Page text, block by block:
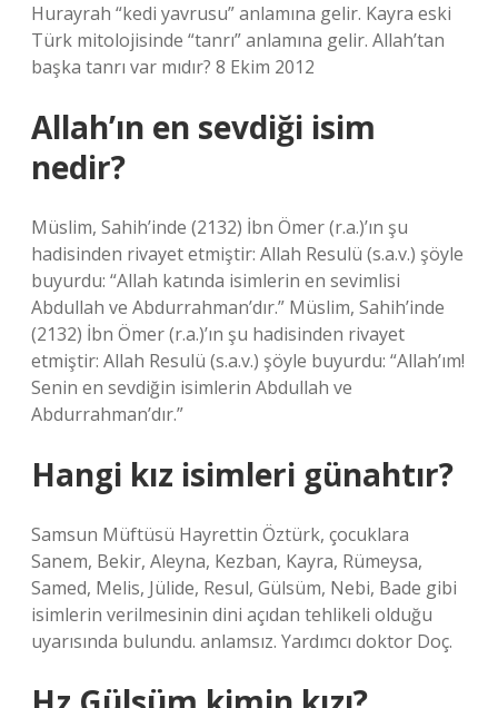
Hurayrah “kedi yavrusu” anlamına gelir. Kayra eski
Türk mitolojisinde “tanrı” anlamına gelir. Allah’tan
başka tanrı var mıdır? 8 Ekim 2012
Allah’ın en sevdiği isim
nedir?
Müslim, Sahih’inde (2132) İbn Ömer (r.a.)’ın şu
hadisinden rivayet etmiştir: Allah Resulü (s.a.v.) şöyle
buyurdu: “Allah katında isimlerin en sevimlisi
Abdullah ve Abdurrahman’dır.” Müslim, Sahih’inde
(2132) İbn Ömer (r.a.)’ın şu hadisinden rivayet
etmiştir: Allah Resulü (s.a.v.) şöyle buyurdu: “Allah’ım!
Senin en sevdiğin isimlerin Abdullah ve
Abdurrahman’dır.”
Hangi kız isimleri günahtır?
Samsun Müftüsü Hayrettin Öztürk, çocuklara
Sanem, Bekir, Aleyna, Kezban, Kayra, Rümeysa,
Samed, Melis, Jülide, Resul, Gülsüm, Nebi, Bade gibi
isimlerin verilmesinin dini açıdan tehlikeli olduğu
uyarısında bulundu. anlamsız. Yardımcı doktor Doç.